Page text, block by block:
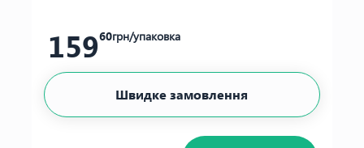
15960грн/упаковка
Швидке замовлення